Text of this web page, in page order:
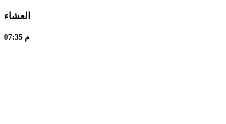
العشاء
07:35 م